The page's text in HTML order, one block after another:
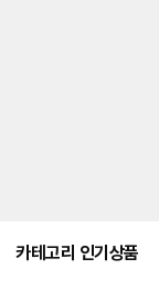
카테고리 인기상품